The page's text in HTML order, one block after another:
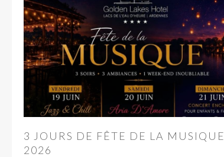
3 JOURS DE FÊTE DE LA MUSIQUE
2026